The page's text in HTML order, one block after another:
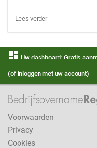
Lees verder
dashboard Uw dashboard: Gratis
(of inloggen met uw account)
Voorwaarden
Privacy
Cookies